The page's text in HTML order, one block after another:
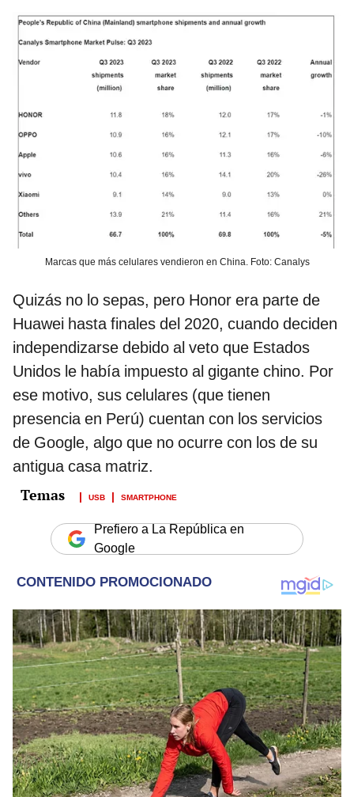
Marcas que más celulares vendieron en China. Foto: Canalys
Quizás no lo sepas, pero Honor era parte de
Huawei hasta finales del 2020, cuando deciden
independizarse debido al veto que Estados
Unidos le había impuesto al gigante chino. Por
ese motivo, sus celulares (que tienen
presencia en Perú) cuentan con los servicios
de Google, algo que no ocurre con los de su
antigua casa matriz.
USB SMARTPHONE
Prefiero a La República en
Google